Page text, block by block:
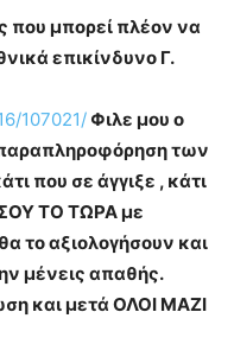
που μπορεί πλέον να
επικίνδυνο Γ.
107021/ Φιλε μου ο
παραπληροφόρηση των
που σε άγγιξε , κάτι
ΤΟ ΤΩΡΑ με
το αξιολογήσουν και
μένεις απαθής.
και μετά ΟΛΟΙ ΜΑΖΙ